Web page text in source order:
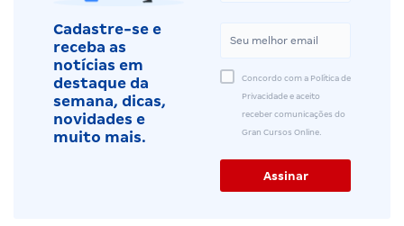
Cadastre-se e
receba as
notícias em
destaque da
semana, dicas,
novidades e
muito mais.
Concordo com a Política de
Privacidade e aceito
receber comunicações do
Gran Cursos Online.